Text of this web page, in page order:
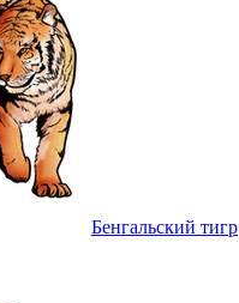
Бенгальский тигр